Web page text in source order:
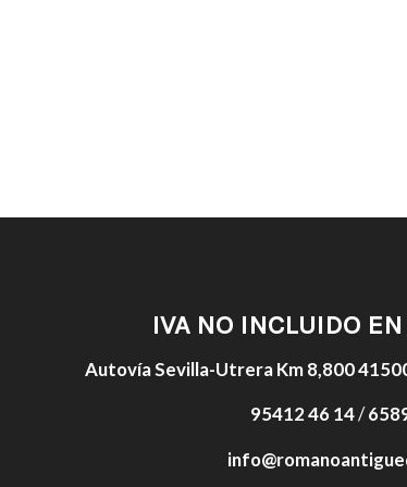
IVA NO INCLUIDO
Autovía Sevilla-Utrera Km 8,800
95412 46 14/